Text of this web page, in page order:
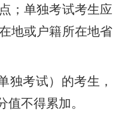
；单独考试考生应
地或户籍所在地省
独考试）的考生，
不得累加。